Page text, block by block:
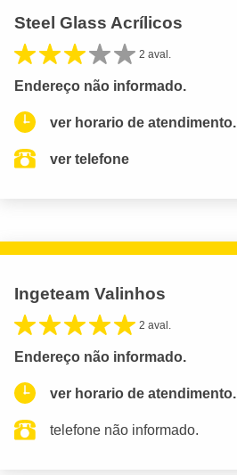
Steel Glass Acrílicos
2 aval.
Endereço não informado.
ver horario de atendimento.
ver telefone
Ingeteam Valinhos
2 aval.
Endereço não informado.
ver horario de atendimento.
telefone não informado.